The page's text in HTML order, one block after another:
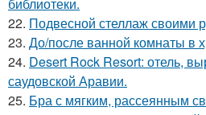
22. Подвесной стеллаж своими
23. До/после ванной комнаты в
24. Desert Rock Resort: отель,
саудовской Аравии.
25. Бра с мягким, рассеянным